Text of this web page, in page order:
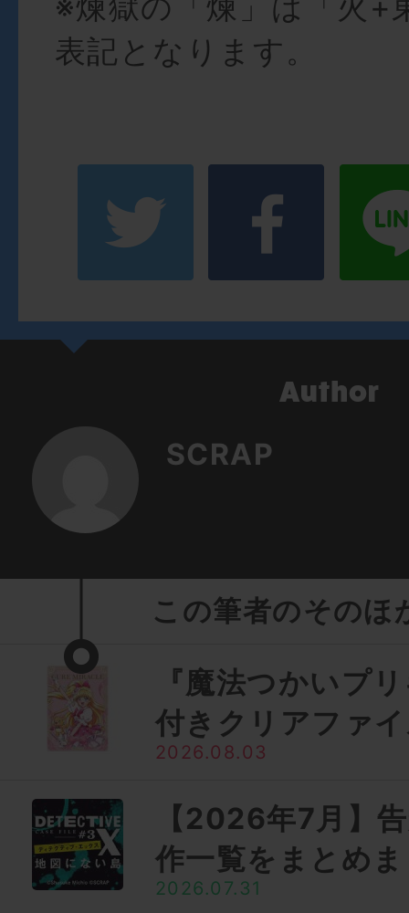
表記となります。
SCRAP
この筆者のそのほ
『魔法つかいプ
付きクリアファ
2026.08.03
【2026年7月】
作一覧をまとめ
2026.07.31